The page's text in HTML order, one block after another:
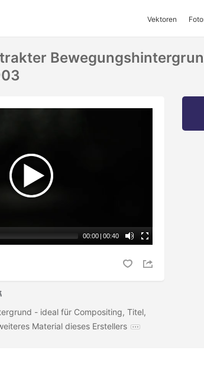
Vektoren
00:00 | 00:40
- ideal für Compositing, Titel,
Material dieses Erstellers